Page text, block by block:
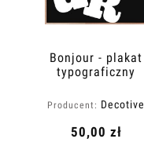
Bonjour - plakat
typograficzny
Producent: Decotive
50,00 zł